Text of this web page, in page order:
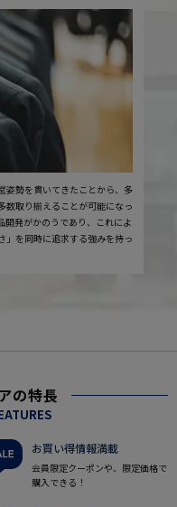
姿勢を貫いてきたことから、多
数取り揃えることが可能になっ
開発がかのうであり、これによ
」を同時に追求する強みを持っ
の特長
お買い得情報満載
会員限定クーポンや、限定価格で
購入できる！